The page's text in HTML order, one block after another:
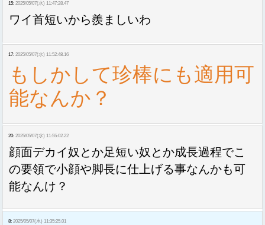
15: 2025/05/07(水) 11:47:28.47
ワイ首短いから羨ましいわ
17: 2025/05/07(水) 11:52:48.16
もしかして珍棒にも適用可
能なんか？
20: 2025/05/07(水) 11:55:02.22
顔面デカイ奴とか足短い奴とか成長過程でこ
の要領で小顔や脚長に仕上げる事なんかも可
能なんけ？
8: 2025/05/07(水) 11:35:25.01